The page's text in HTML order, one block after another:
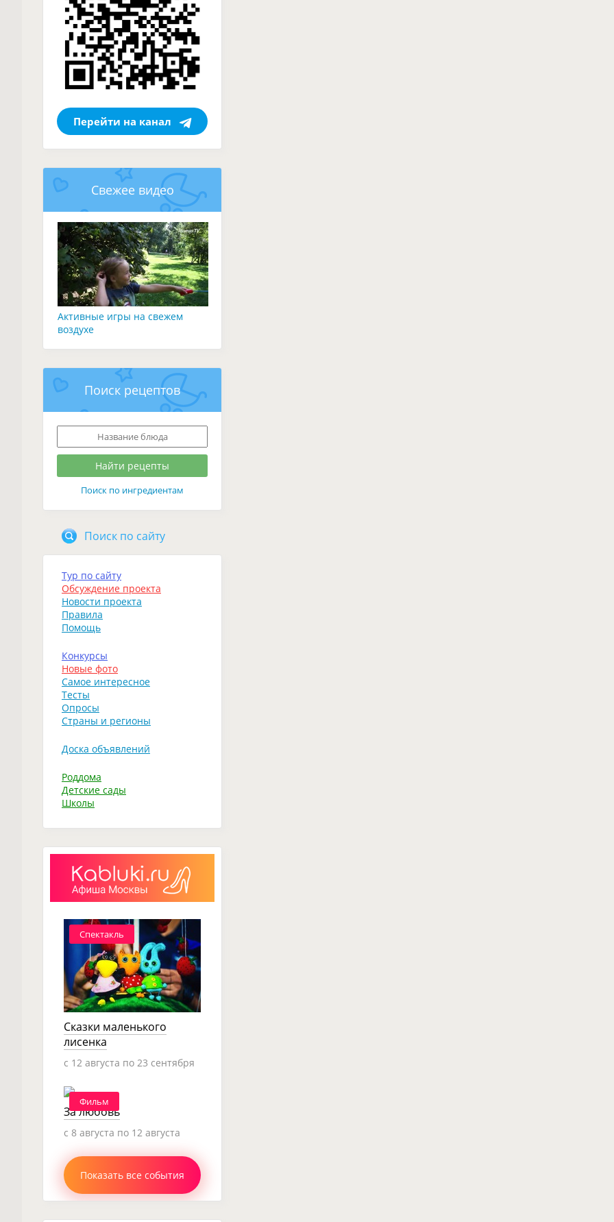
Перейти на канал
Свежее видео
Активные игры на свежем
воздухе
Поиск рецептов
Поиск по ингредиентам
Поиск по сайту
Тур по сайту
Обсуждение проекта
Новости проекта
Правила
Помощь
Конкурсы
Новые фото
Самое интересное
Тесты
Опросы
Страны и регионы
Доска объявлений
Роддома
Детские сады
Школы
Спектакль
Сказки маленького
лисенка
c 12 августа по 23 сентября
Фильм
За любовь
c 8 августа по 12 августа
Показать все события